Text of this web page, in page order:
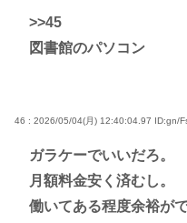
>>45
図書館のパソコン
46 : 2026/05/04(月) 12:40:04.97 ID:gn/
ガラケーでいいだろ。
月額料金安く済むし。
働いてある程度余裕が